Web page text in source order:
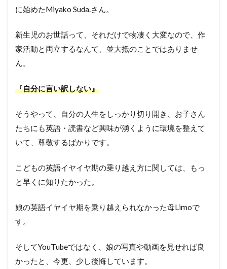
に始めたMiyako Suda.さん。
新生児のお世話って、それだけで物凄く大変なので、作
家活動と両立するなんて、並大抵のことではありませ
ん。
『自分に言い訳しない』
そうやって、自分の人生をしっかり切り開き、お子さん
たちにも英語・読書など興味が湧くように環境を整えて
いて、尊敬するばかりです。
こどもの英語イヤイヤ期の乗り越え方に関しては、もっ
と早くに知りたかった。
娘の英語イヤイヤ期を乗り越えられなかった母Limoで
す。
そしてYouTubeではなく、娘の写真や動画を見せれば良
かったと、今更、少し後悔しています。